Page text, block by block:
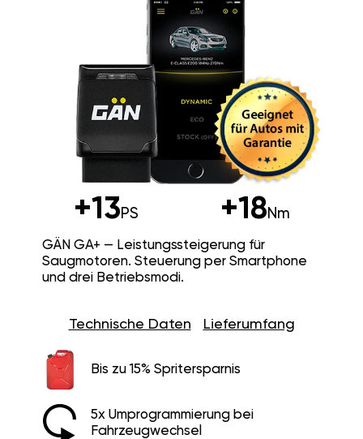
+13PS +18Nm
GÄN GA+ — Leistungssteigerung für
Saugmotoren. Steuerung per Smartphone
und drei Betriebsmodi.
Technische Daten Lieferumfang
Bis zu 15% Spritersparnis
5x Umprogrammierung bei
Fahrzeugwechsel